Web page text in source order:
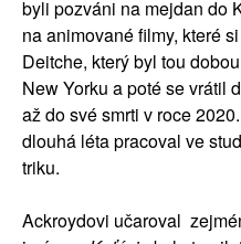
byli pozváni na mejdan do
na animované filmy, které
Deitche, který byl tou
New Yorku a poté se vrátil
až do své smrti v roce
dlouhá léta pracoval ve
triku.
Ackroydovi učaroval